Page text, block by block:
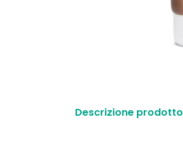
Descrizione prodotto